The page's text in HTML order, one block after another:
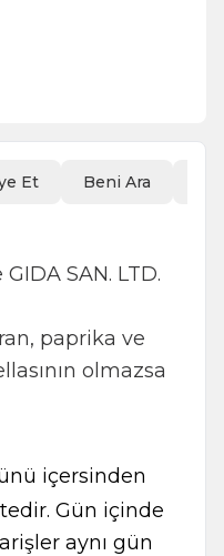
Et Beni Ara
SAN. LTD.
paprika ve
olmazsa
içersinden
Gün içinde
aynı gün